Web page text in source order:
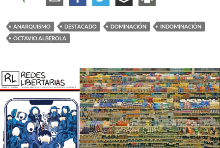
ANARQUISMO DESTACADO DOMINACIÓN
INDOMINACIÓN
OCTAVIO ALBEROLA